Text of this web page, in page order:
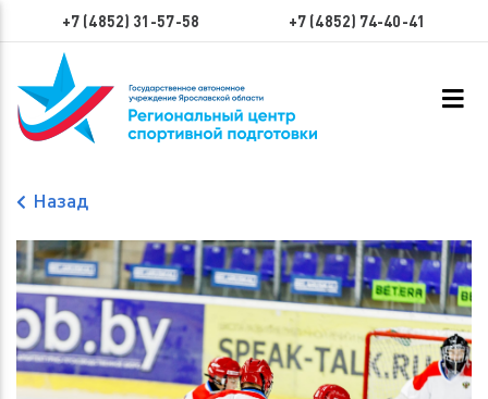
+7 (4852) 31-57-58 +7 (4852) 74-40-41
Назад